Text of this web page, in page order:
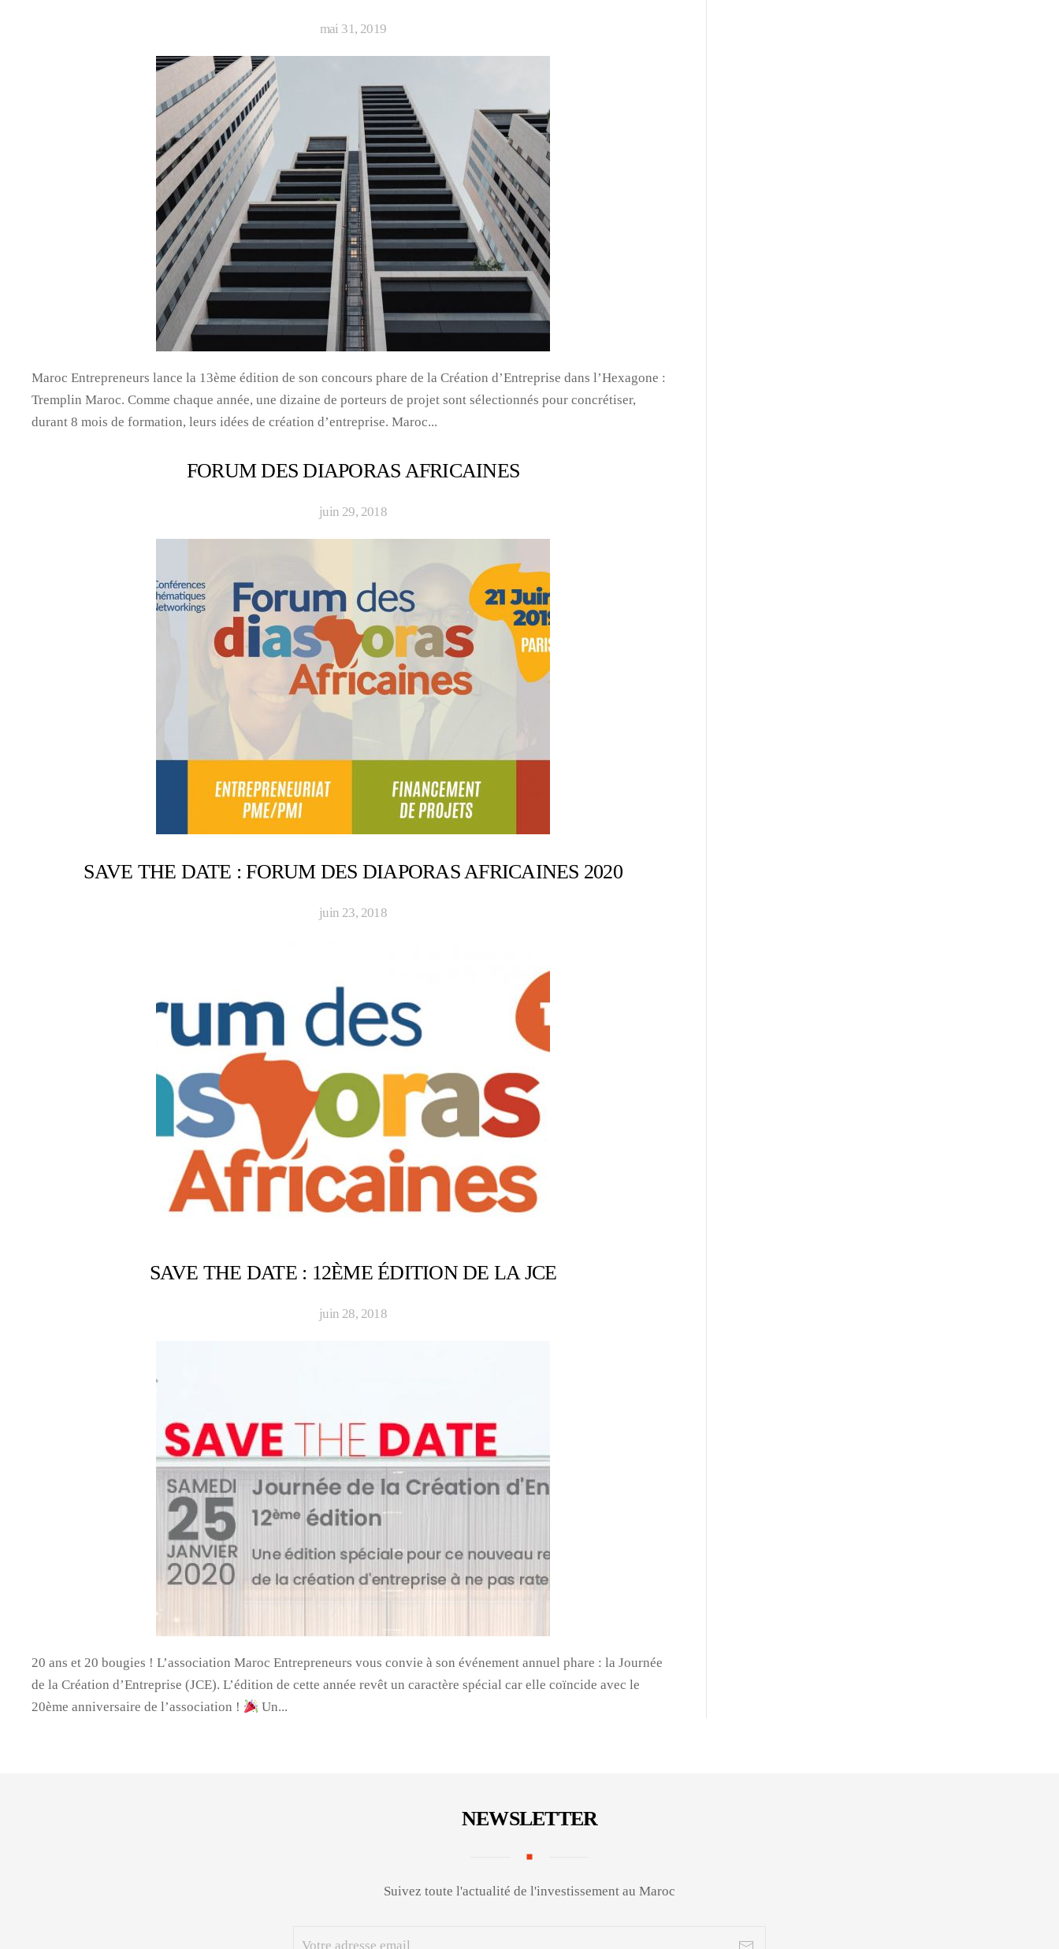
mai 31, 2019
Maroc Entrepreneurs lance la 13ème édition de son concours phare de la Création d’Entreprise dans l’Hexagone :
Tremplin Maroc. Comme chaque année, une dizaine de porteurs de projet sont sélectionnés pour concrétiser,
durant 8 mois de formation, leurs idées de création d’entreprise. Maroc...
FORUM DES DIAPORAS AFRICAINES
juin 29, 2018
SAVE THE DATE : FORUM DES DIAPORAS AFRICAINES 2020
juin 23, 2018
SAVE THE DATE : 12ÈME ÉDITION DE LA JCE
juin 28, 2018
20 ans et 20 bougies ! L’association Maroc Entrepreneurs vous convie à son événement annuel phare : la Journée
de la Création d’Entreprise (JCE). L’édition de cette année revêt un caractère spécial car elle coïncide avec le
20ème anniversaire de l’association !
Un...
NEWSLETTER
Suivez toute l'actualité de l'investissement au Maroc